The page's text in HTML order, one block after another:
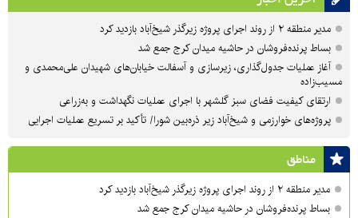
مدیر منطقه ۲ از روند اجرای پروژه زیرگذر شیخ‌آباد بازدید کرد
بساط پرنده‌فروشان در حاشیه میدان کرج جمع شد
آغاز عملیات جدول‌گذاری، زیرسازی و آسفالت خیابان‌های شهیدان علی‌محمدی و
مسیب‌زاده
ارتقای کیفیت فضای سبز گلشهر با اجرای عملیات نگهداشت و به‌زراعی
پروژه‌های خوارزمی و شیخ‌آباد زیر ذره‌بین شورا/ تأکید بر تسریع عملیات اجرایی
مناطق
مدیر منطقه ۲ از روند اجرای پروژه زیرگذر شیخ‌آباد بازدید کرد
بساط پرنده‌فروشان در حاشیه میدان کرج جمع شد